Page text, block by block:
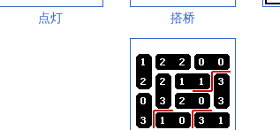
点灯 搭桥